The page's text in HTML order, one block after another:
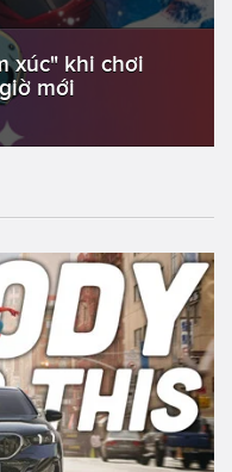
xúc" khi chơi
mới